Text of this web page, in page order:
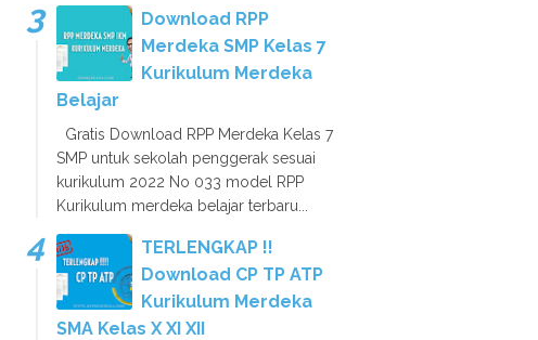
Download RPP
Merdeka SMP Kelas 7
Kurikulum Merdeka
Belajar
Gratis Download RPP Merdeka Kelas 7
SMP untuk sekolah penggerak sesuai
kurikulum 2022 No 033 model RPP
Kurikulum merdeka belajar terbaru...
TERLENGKAP !!
Download CP TP ATP
Kurikulum Merdeka
SMA Kelas X XI XII